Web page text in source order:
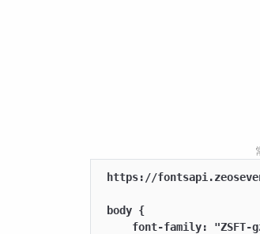
https://
body {
font-family: "ZSFT-